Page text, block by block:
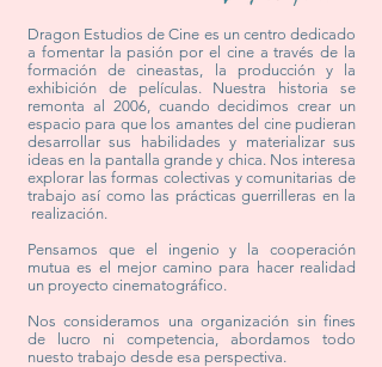
Dragon Estudios de Cine es un centro dedicado
a fomentar la pasión por el cine a través de la
formación de cineastas, la producción y la
exhibición de películas. Nuestra historia se
remonta al 2006, cuando decidimos crear un
espacio para que los amantes del cine pudieran
desarrollar sus habilidades y materializar sus
ideas en la pantalla grande y chica. Nos interesa
explorar las formas colectivas y comunitarias de
trabajo así como las prácticas guerrilleras en la
realización.
Pensamos que el ingenio y la cooperación
mutua es el mejor camino para hacer realidad
un proyecto cinematográfico.
Nos consideramos una organización sin fines
de lucro ni competencia, abordamos todo
nuesto trabajo desde esa perspectiva.